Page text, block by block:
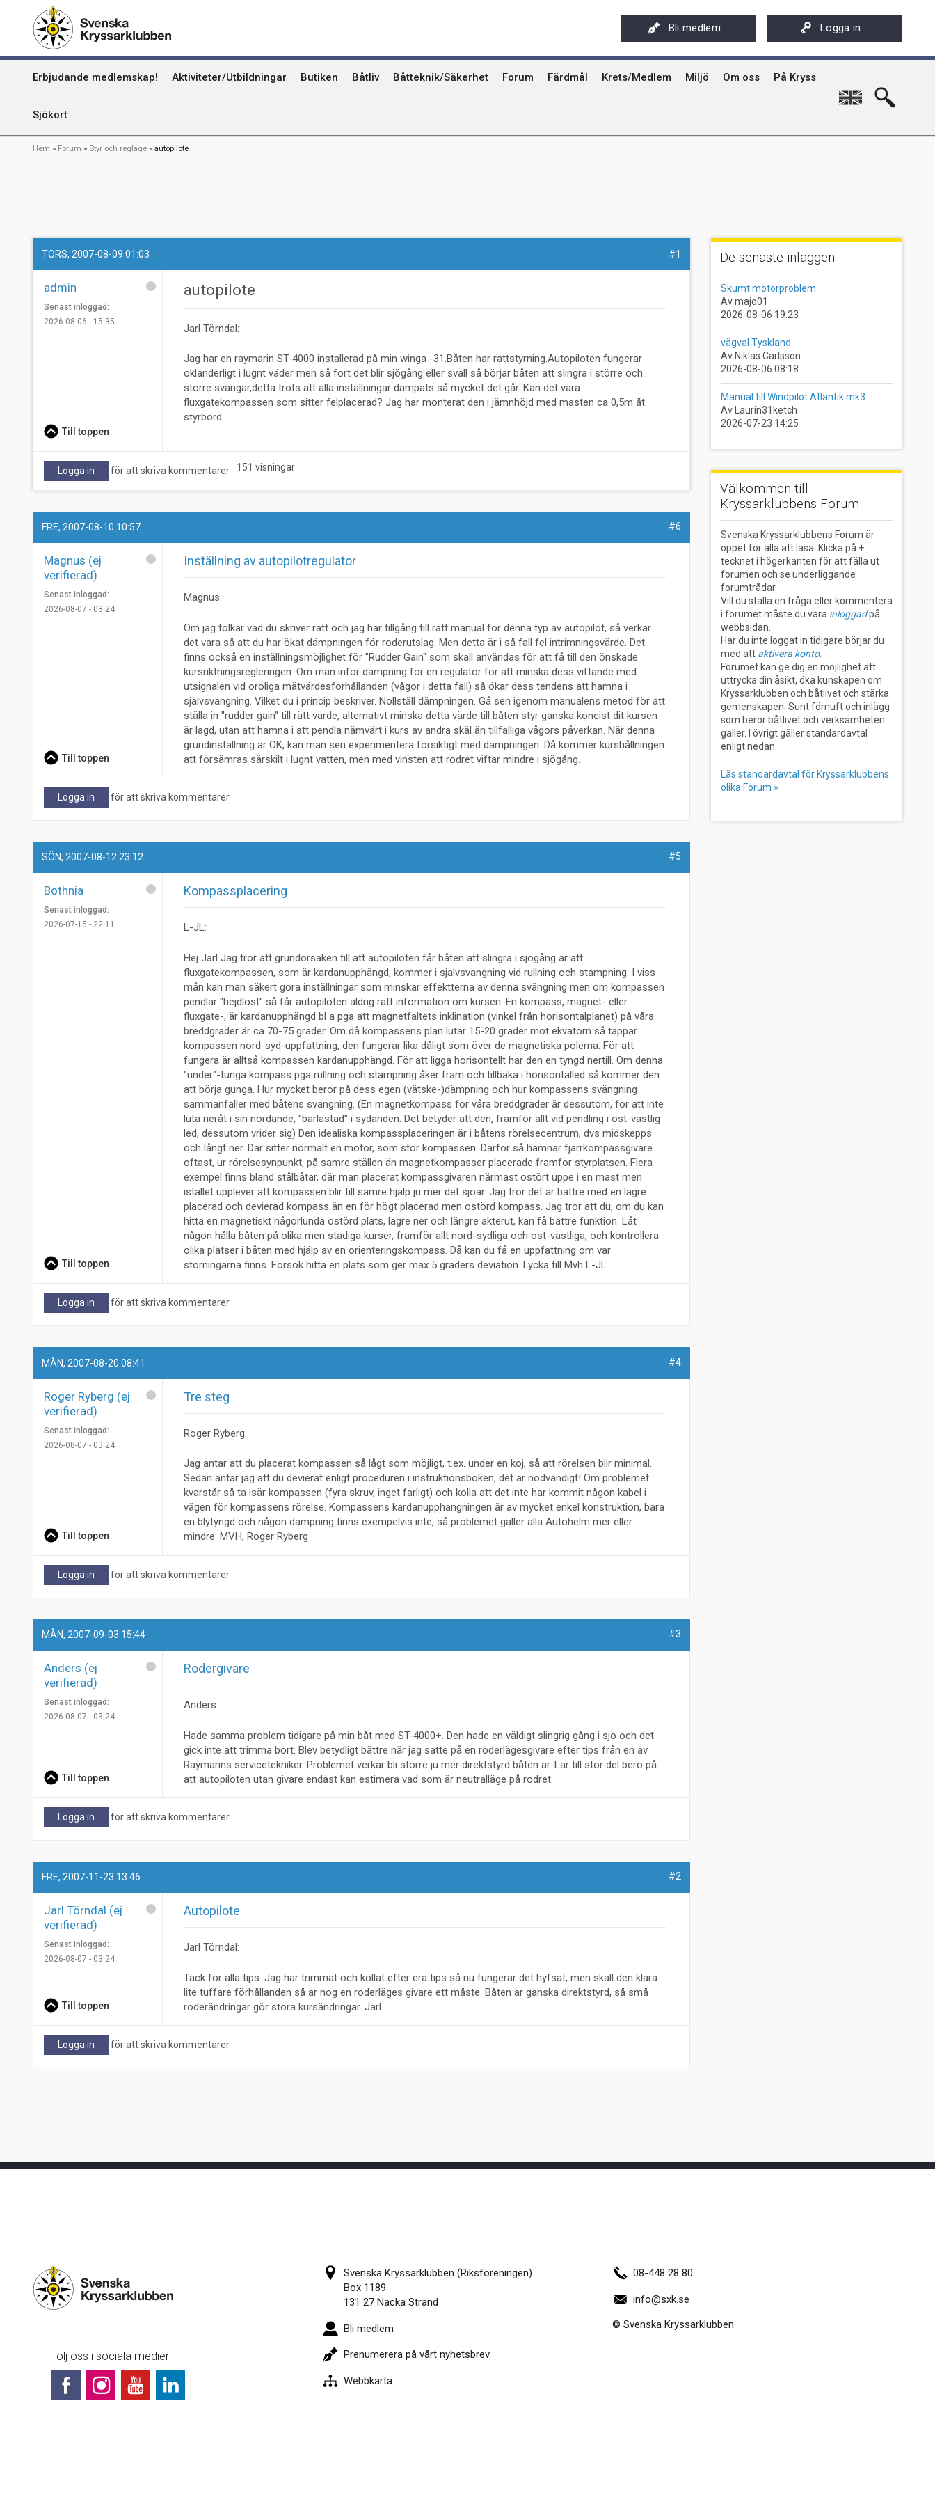
huvudinnehåll
Bli medlem Logga in
Erbjudande medlemskap! Aktiviteter/Utbildningar Butiken Båtliv
Toalettavfall och sjömackar
Båtteknik/Säkerhet Forum Färdmål
Stockholms skärgård
Krets/Medlem
Uthyrning av Kryssarklubbens IF-båtar och kajaker
Miljö Om oss
Svenska Kryssarklubben 100 år
På Kryss
På Kryss historia
Kryssarklubbens nyhetsbrev
Sjökort
Kummel
Uthamn
Naturhamn
English
Länkstig
Hem Forum Styr och reglage autopilote
TORS, 2007-08-09 01:03 #1
admin
Senast inloggad:
2026-08-06 - 15:35
autopilote
Jarl Törndal:
Jag har en raymarin ST-4000 installerad på min winga -31.Båten har rattstyrning.Autopiloten fungerar
oklanderligt i lugnt väder men så fort det blir sjögång eller svall så börjar båten att slingra i större och
större svängar,detta trots att alla inställningar dämpats så mycket det går. Kan det vara
fluxgatekompassen som sitter felplacerad? Jag har monterat den i jämnhöjd med masten ca 0,5m åt
styrbord.
Till toppen
Logga in för att skriva kommentarer 151 visningar
FRE, 2007-08-10 10:57 #6
Magnus (ej
verifierad)
Senast inloggad:
2026-08-07 - 03:24
Inställning av autopilotregulator
Magnus:
Om jag tolkar vad du skriver rätt och jag har tillgång till rätt manual för denna typ av autopilot, så verkar
det vara så att du har ökat dämpningen för roderutslag. Men detta är i så fall fel intrimningsvärde. Det
finns också en inställningsmöjlighet för "Rudder Gain" som skall användas för att få till den önskade
kursriktningsregleringen. Om man inför dämpning för en regulator för att minska dess viftande med
utsignalen vid oroliga mätvärdesförhållanden (vågor i detta fall) så ökar dess tendens att hamna i
självsvängning. Vilket du i princip beskriver. Nollställ dämpningen. Gå sen igenom manualens metod för att
ställa in "rudder gain" till rätt värde, alternativt minska detta värde till båten styr ganska koncist dit kursen
är lagd, utan att hamna i att pendla nämvärt i kurs av andra skäl än tillfälliga vågors påverkan. När denna
grundinställning är OK, kan man sen experimentera försiktigt med dämpningen. Då kommer kurshållningen
att försämras särskilt i lugnt vatten, men med vinsten att rodret viftar mindre i sjögång.
Till toppen
Logga in för att skriva kommentarer
SÖN, 2007-08-12 23:12 #5
Bothnia
Senast inloggad:
2026-07-15 - 22:11
Kompassplacering
L-JL:
Hej Jarl Jag tror att grundorsaken till att autopiloten får båten att slingra i sjögång är att
fluxgatekompassen, som är kardanupphängd, kommer i självsvängning vid rullning och stampning. I viss
mån kan man säkert göra inställningar som minskar effektterna av denna svängning men om kompassen
pendlar "hejdlöst" så får autopiloten aldrig rätt information om kursen. En kompass, magnet- eller
fluxgate-, är kardanupphängd bl a pga att magnetfältets inklination (vinkel från horisontalplanet) på våra
breddgrader är ca 70-75 grader. Om då kompassens plan lutar 15-20 grader mot ekvatorn så tappar
kompassen nord-syd-uppfattning, den fungerar lika dåligt som över de magnetiska polerna. För att
fungera är alltså kompassen kardanupphängd. För att ligga horisontellt har den en tyngd nertill. Om denna
"under"-tunga kompass pga rullning och stampning åker fram och tillbaka i horisontalled så kommer den
att börja gunga. Hur mycket beror på dess egen (vätske-)dämpning och hur kompassens svängning
sammanfaller med båtens svängning. (En magnetkompass för våra breddgrader är dessutom, för att inte
luta neråt i sin nordände, "barlastad" i sydänden. Det betyder att den, framför allt vid pendling i ost-västlig
led, dessutom vrider sig) Den idealiska kompassplaceringen är i båtens rörelsecentrum, dvs midskepps
och långt ner. Där sitter normalt en motor, som stör kompassen. Därför så hamnar fjärrkompassgivare
oftast, ur rörelsesynpunkt, på sämre ställen än magnetkompasser placerade framför styrplatsen. Flera
exempel finns bland stålbåtar, där man placerat kompassgivaren närmast ostört uppe i en mast men
istället upplever att kompassen blir till sämre hjälp ju mer det sjöar. Jag tror det är bättre med en lägre
placerad och devierad kompass än en för högt placerad men ostörd kompass. Jag tror att du, om du kan
hitta en magnetiskt någorlunda ostörd plats, lägre ner och längre akterut, kan få bättre funktion. Låt
någon hålla båten på olika men stadiga kurser, framför allt nord-sydliga och ost-västliga, och kontrollera
olika platser i båten med hjälp av en orienteringskompass. Då kan du få en uppfattning om var
störningarna finns. Försök hitta en plats som ger max 5 graders deviation. Lycka till Mvh L-JL
Till toppen
Logga in för att skriva kommentarer
MÅN, 2007-08-20 08:41 #4
Roger Ryberg (ej
verifierad)
Senast inloggad:
2026-08-07 - 03:24
Tre steg
Roger Ryberg:
Jag antar att du placerat kompassen så lågt som möjligt, t.ex. under en koj, så att rörelsen blir minimal.
Sedan antar jag att du devierat enligt proceduren i instruktionsboken, det är nödvändigt! Om problemet
kvarstår så ta isär kompassen (fyra skruv, inget farligt) och kolla att det inte har kommit någon kabel i
vägen för kompassens rörelse. Kompassens kardanupphängningen är av mycket enkel konstruktion, bara
en blytyngd och någon dämpning finns exempelvis inte, så problemet gäller alla Autohelm mer eller
mindre. MVH, Roger Ryberg
Till toppen
Logga in för att skriva kommentarer
MÅN, 2007-09-03 15:44 #3
Anders (ej
verifierad)
Senast inloggad:
2026-08-07 - 03:24
Rodergivare
Anders:
Hade samma problem tidigare på min båt med ST-4000+. Den hade en väldigt slingrig gång i sjö och det
gick inte att trimma bort. Blev betydligt bättre när jag satte på en roderlägesgivare efter tips från en av
Raymarins servicetekniker. Problemet verkar bli större ju mer direktstyrd båten är. Lär till stor del bero på
att autopiloten utan givare endast kan estimera vad som är neutralläge på rodret.
Till toppen
Logga in för att skriva kommentarer
FRE, 2007-11-23 13:46 #2
Jarl Törndal (ej
verifierad)
Senast inloggad:
2026-08-07 - 03:24
Autopilote
Jarl Törndal:
Tack för alla tips. Jag har trimmat och kollat efter era tips så nu fungerar det hyfsat, men skall den klara
lite tuffare förhållanden så är nog en roderläges givare ett måste. Båten är ganska direktstyrd, så små
roderändringar gör stora kursändringar. Jarl
Till toppen
Logga in för att skriva kommentarer
De senaste inläggen
Skumt motorproblem
Av majo01
2026-08-06 19:23
vägval Tyskland
Av Niklas.Carlsson
2026-08-06 08:18
Manual till Windpilot Atlantik mk3
Av Laurin31ketch
2026-07-23 14:25
Välkommen till
Kryssarklubbens Forum
Svenska Kryssarklubbens Forum är
öppet för alla att läsa. Klicka på +
tecknet i högerkanten för att fälla ut
forumen och se underliggande
forumtrådar.
Vill du ställa en fråga eller kommentera
i forumet måste du vara inloggadpå
webbsidan.
Har du inte loggat in tidigare börjar du
med att aktivera konto.
Forumet kan ge dig en möjlighet att
uttrycka din åsikt, öka kunskapen om
Kryssarklubben och båtlivet och stärka
gemenskapen. Sunt förnuft och inlägg
som berör båtlivet och verksamheten
gäller. I övrigt gäller standardavtal
enligt nedan.
Läs standardavtal för Kryssarklubbens
olika Forum »
Följ oss i sociala medier
Svenska Kryssarklubben (Riksföreningen)
Box 1189
131 27 Nacka Strand
Bli medlem
Prenumerera på vårt nyhetsbrev
Webbkarta
08-448 28 80
info@sxk.se
© Svenska Kryssarklubben